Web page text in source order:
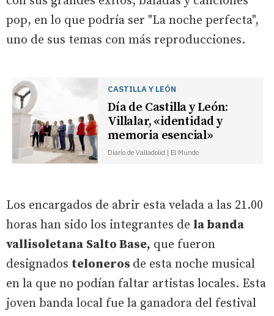
pop, en lo que podría ser "La noche perfecta",
uno de sus temas con más reproducciones.
CASTILLA Y LEÓN
Día de Castilla y León:
Villalar, «identidad y
memoria esencial»
Diario de Valladolid | El Mundo
Los encargados de abrir esta velada a las 21.00
horas han sido los integrantes de la banda
vallisoletana Salto Base, que fueron
designados teloneros de esta noche musical
en la que no podían faltar artistas locales. Esta
joven banda local fue la ganadora del festival